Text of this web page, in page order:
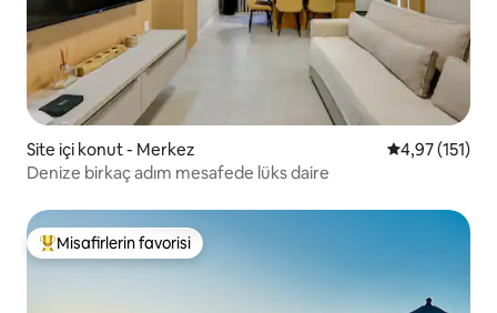
Site içi konut - Merkez 5 üzerinden
4,97 (151)
Denize birkaç adım mesafede lüks daire
Misafirlerin favorilerinden en beğenilenler arasında
Misafirlerin favorisi